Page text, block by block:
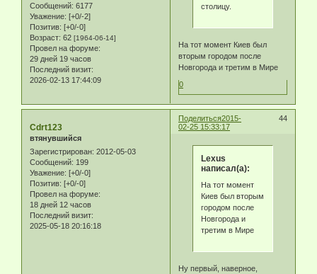
Сообщений: 6177
Уважение: [+0/-2]
Позитив: [+0/-0]
Возраст: 62 [1964-06-14]
Провел на форуме:
29 дней 19 часов
Последний визит:
2026-02-13 17:44:09
столицу.
На тот момент Киев был
вторым городом после
Новгорода и третим в Мире
0
Поделиться 44
2015-
02-25 15:33:17
Cdrt123
втянувшийся
Зарегистрирован: 2012-05-03
Сообщений: 199
Уважение: [+0/-0]
Позитив: [+0/-0]
Провел на форуме:
18 дней 12 часов
Последний визит:
2025-05-18 20:16:18
Lexus
написал(а):
На тот момент
Киев был вторым
городом после
Новгорода и
третим в Мире
Ну первый, наверное,